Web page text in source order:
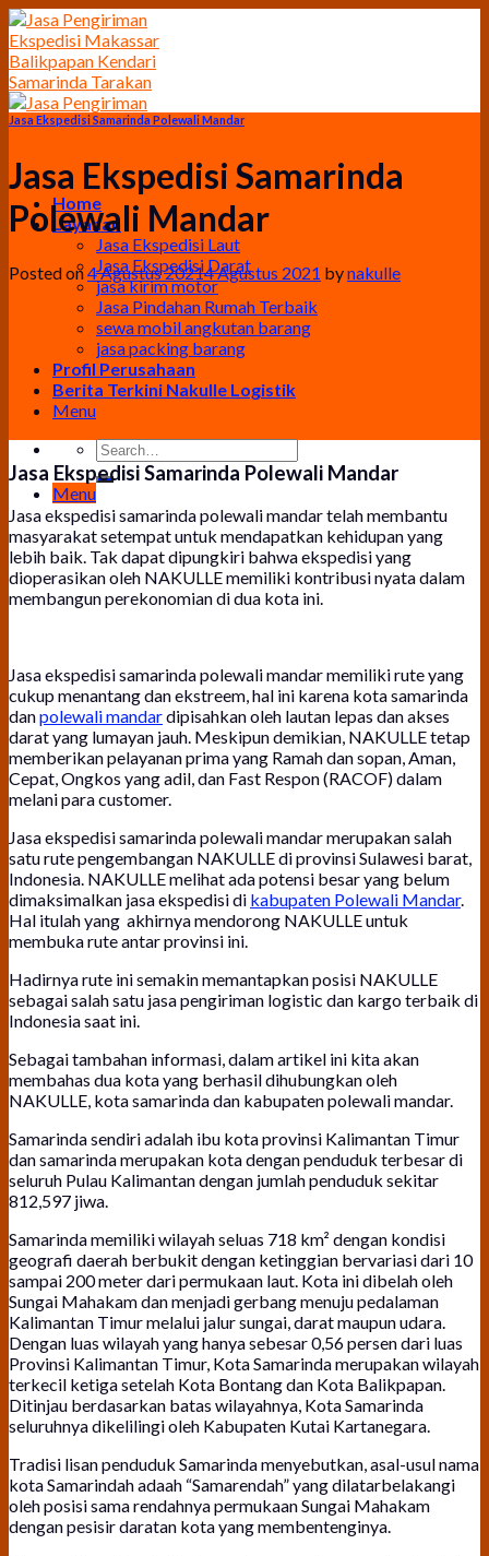
Skip
to
content
Home
Layanan
Jasa Ekspedisi Laut
Jasa Ekspedisi Darat
jasa kirim motor
Jasa Pindahan Rumah Terbaik
sewa mobil angkutan barang
jasa packing barang
Profil Perusahaan
Berita Terkini Nakulle Logistik
Menu
Menu
Jasa Ekspedisi Samarinda Polewali Mandar
Jasa Ekspedisi Samarinda
Polewali Mandar
Posted on4 Agustus 20214 Agustus 2021 bynakulle
Jasa Ekspedisi Samarinda Polewali Mandar
Jasa ekspedisi samarinda polewali mandar telah membantu
masyarakat setempat untuk mendapatkan kehidupan yang
lebih baik. Tak dapat dipungkiri bahwa ekspedisi yang
dioperasikan oleh NAKULLE memiliki kontribusi nyata dalam
membangun perekonomian di dua kota ini.
Jasa ekspedisi samarinda polewali mandar memiliki rute yang
cukup menantang dan ekstreem, hal ini karena kota samarinda
danpolewali mandardipisahkan oleh lautan lepas dan akses
darat yang lumayan jauh. Meskipun demikian, NAKULLE tetap
memberikan pelayanan prima yang Ramah dan sopan, Aman,
Cepat, Ongkos yang adil, dan Fast Respon (RACOF) dalam
melani para customer.
Jasa ekspedisi samarinda polewali mandar merupakan salah
satu rute pengembangan NAKULLE di provinsi Sulawesi barat,
Indonesia. NAKULLE melihat ada potensi besar yang belum
dimaksimalkan jasa ekspedisi di kabupaten Polewali Mandar.
Hal itulah yang akhirnya mendorong NAKULLE untuk
membuka rute antar provinsi ini.
Hadirnya rute ini semakin memantapkan posisi NAKULLE
sebagai salah satu jasa pengiriman logistic dan kargo terbaik di
Indonesia saat ini.
Sebagai tambahan informasi, dalam artikel ini kita akan
membahas dua kota yang berhasil dihubungkan oleh
NAKULLE, kota samarinda dan kabupaten polewali mandar.
Samarinda sendiri adalah ibu kota provinsi Kalimantan Timur
dan samarinda merupakan kota dengan penduduk terbesar di
seluruh Pulau Kalimantan dengan jumlah penduduk sekitar
812,597 jiwa.
Samarinda memiliki wilayah seluas 718 km² dengan kondisi
geografi daerah berbukit dengan ketinggian bervariasi dari 10
sampai 200 meter dari permukaan laut. Kota ini dibelah oleh
Sungai Mahakam dan menjadi gerbang menuju pedalaman
Kalimantan Timur melalui jalur sungai, darat maupun udara.
Dengan luas wilayah yang hanya sebesar 0,56 persen dari luas
Provinsi Kalimantan Timur, Kota Samarinda merupakan wilayah
terkecil ketiga setelah Kota Bontang dan Kota Balikpapan.
Ditinjau berdasarkan batas wilayahnya, Kota Samarinda
seluruhnya dikelilingi oleh Kabupaten Kutai Kartanegara.
Tradisi lisan penduduk Samarinda menyebutkan, asal-usul nama
kota Samarindah adaah “Samarendah” yang dilatarbelakangi
oleh posisi sama rendahnya permukaan Sungai Mahakam
dengan pesisir daratan kota yang membentenginya.